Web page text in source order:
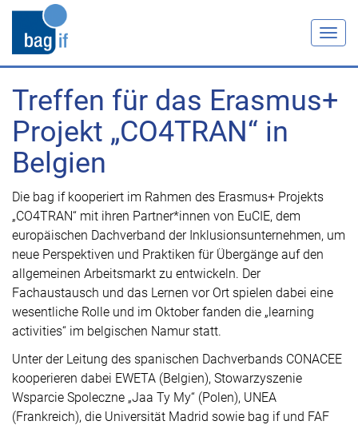
Treffen für das Erasmus+
Projekt „CO4TRAN“ in
Belgien
Die bag if kooperiert im Rahmen des Erasmus+ Projekts
„CO4TRAN“ mit ihren Partner*innen von EuCIE, dem
europäischen Dachverband der Inklusionsunternehmen, um
neue Perspektiven und Praktiken für Übergänge auf den
allgemeinen Arbeitsmarkt zu entwickeln. Der
Fachaustausch und das Lernen vor Ort spielen dabei eine
wesentliche Rolle und im Oktober fanden die „learning
activities“ im belgischen Namur statt.
Unter der Leitung des spanischen Dachverbands CONACEE
kooperieren dabei EWETA (Belgien), Stowarzyszenie
Wsparcie Spoleczne „Jaa Ty My“ (Polen), UNEA
(Frankreich), die Universität Madrid sowie bag if und FAF